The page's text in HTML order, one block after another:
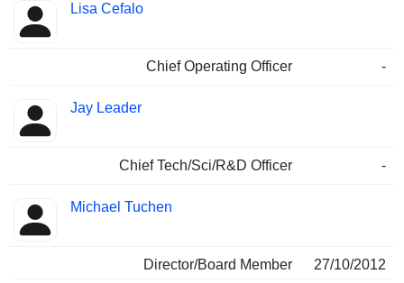
Lisa Cefalo
Chief Operating Officer -
Jay Leader
Chief Tech/Sci/R&D Officer -
Michael Tuchen
Director/Board Member
27/10/2012